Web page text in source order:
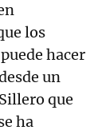
los
hacer
un
que
ha